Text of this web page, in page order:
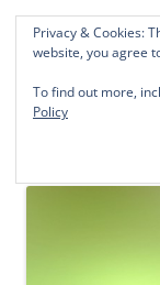
Privacy & Cookies:
website, you agree
To find out more,
Policy